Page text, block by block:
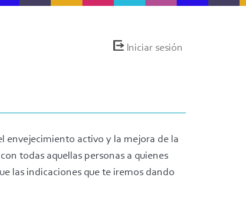
MenúIniciar sesión
envejecimiento activo y la mejora de la
todas aquellas personas a quienes
las indicaciones que te iremos dando